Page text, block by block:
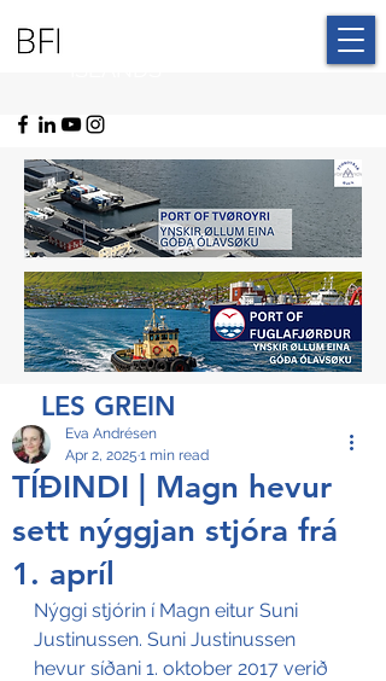
LES GREIN
TÍÐINDI | Magn hevur
sett nýggjan stjóra frá
1. apríl
Eva Andrésen
Apr 2, 2025 1 min read
Nýggi stjórin í Magn eitur Suni
Justinussen. Suni Justinussen
hevur síðani 1. oktober 2017 verið